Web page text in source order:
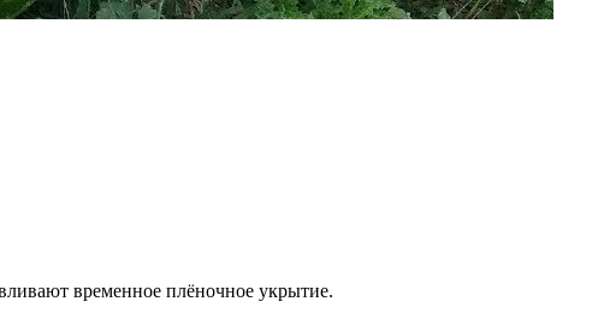
временное плёночное укрытие.